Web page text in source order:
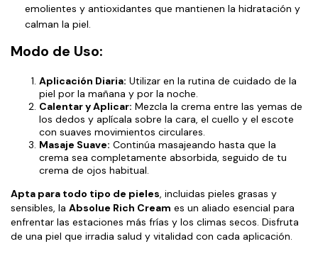
emolientes y antioxidantes que mantienen la hidratación y
calman la piel.
Modo de Uso:
Aplicación Diaria: Utilizar en la rutina de cuidado de la
piel por la mañana y por la noche.
Calentar y Aplicar: Mezcla la crema entre las yemas de
los dedos y aplícala sobre la cara, el cuello y el escote
con suaves movimientos circulares.
Masaje Suave: Continúa masajeando hasta que la
crema sea completamente absorbida, seguido de tu
crema de ojos habitual.
Apta para todo tipo de pieles, incluidas pieles grasas y
sensibles, la Absolue Rich Cream es un aliado esencial para
enfrentar las estaciones más frías y los climas secos. Disfruta
de una piel que irradia salud y vitalidad con cada aplicación.